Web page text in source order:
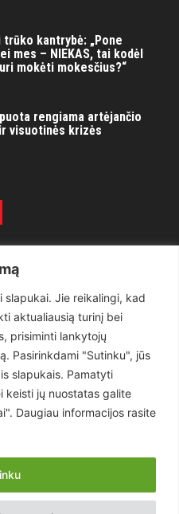
slapukai. Jie reikalingi, kad
aktualiausią turinį bei
prisiminti lankytojų
Pasirinkdami "Sutinku", jūs
slapukais. Pamatyti
keisti jų nuostatas galite
Daugiau informacijos rasite
kantrybė: „Pone
mes – NIEKAS, tai kodėl
mokėti mokesčius?“
rengiama artėjančio
visuotinės krizės
1497
619
Visos teisės saugomos.